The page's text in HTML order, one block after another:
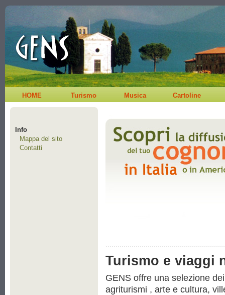
HOME Turismo Musica Cartoline
Info
Mappa del sito
Contatti
Turismo e viaggi
GENS offre una selezione
agriturismi , arte e cultura,